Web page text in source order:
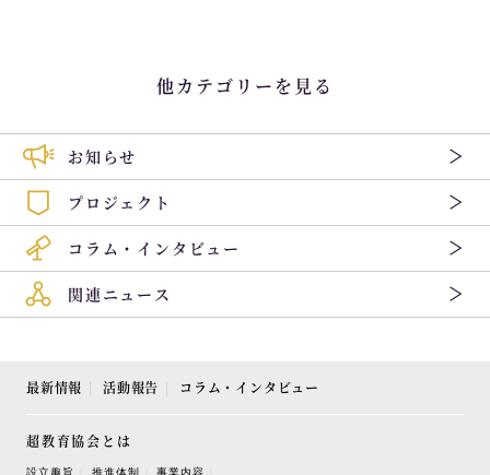
他カテゴリーを見る
お知らせ
プロジェクト
コラム・インタビュー
関連ニュース
最新情報 活動報告 コラム・インタビュー
超教育協会とは
設立趣旨 推進体制 事業内容